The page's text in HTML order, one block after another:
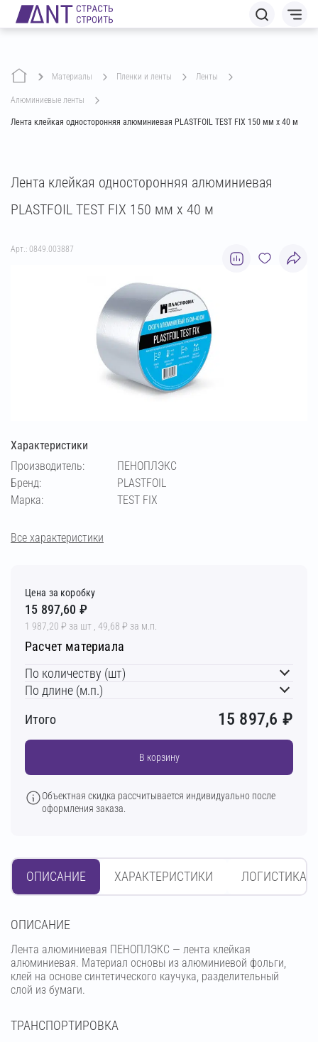
Материалы пленки и ленты ленты
алюминиевые ленты
Лента клейкая односторонняя алюминиевая PLASTFOIL TEST FIX 150 мм х 40 м
Лента клейкая односторонняя алюминиевая
PLASTFOIL TEST FIX 150 мм х 40 м
Арт.: 0849.003887
Характеристики
Производитель:
ПЕНОПЛЭКС
Бренд:
PLASTFOIL
Марка:
TEST FIX
Все характеристики
Цена за коробку
15 897,60 ₽
1 987,20 ₽ за шт , 49,68 ₽ за м.п.
Расчет материала
По количеству (шт)
По длине (м.п.)
Итого
15 897,6 ₽
В корзину
Объектная скидка рассчитывается индивидуально после
оформления заказа.
ОПИСАНИЕ ХАРАКТЕРИСТИКИ ЛОГИСТИКА
OПИСАНИЕ
Лента алюминиевая ПЕНОПЛЭКС — лента клейкая
алюминиевая. Материал основы из алюминиевой фольги,
клей на основе синтетического каучука, разделительный
слой из бумаги.
ТРАНСПОРТИРОВКА